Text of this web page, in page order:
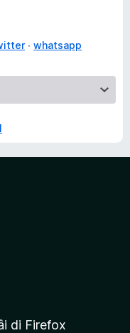
whatsapp
di Firefox